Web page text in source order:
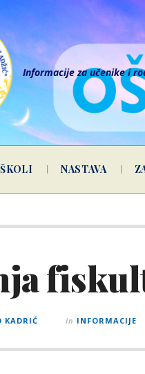
Informacije za učenike i
NASTAVA
KADRIĆ in INFORMACIJE